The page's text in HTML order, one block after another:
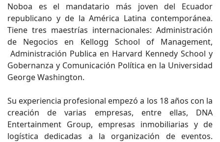
Noboa es el mandatario más joven del Ecuador
republicano y de la América Latina contemporánea.
Tiene tres maestrías internacionales: Administración
de Negocios en Kellogg School of Management,
Administración Publica en Harvard Kennedy School y
Gobernanza y Comunicación Política en la Universidad
George Washington.
Su experiencia profesional empezó a los 18 años con la
creación de varias empresas, entre ellas, DNA
Entertainment Group, empresas inmobiliarias y de
logística dedicadas a la organización de eventos.